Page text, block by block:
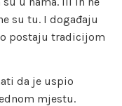
su tu. I događaju
postaju tradicijom
da je uspio
mjestu.